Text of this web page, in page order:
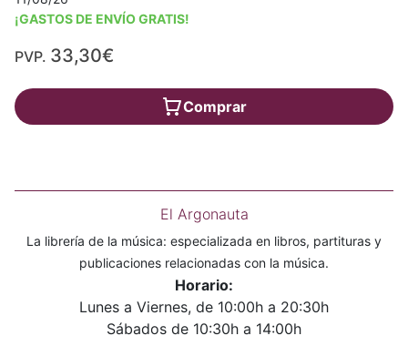
¡GASTOS DE ENVÍO GRATIS!
PVP. 33,30€
Comprar
El Argonauta
La librería de la música: especializada en libros, partituras y
publicaciones relacionadas con la música.
Horario:
Lunes a Viernes, de 10:00h a 20:30h
Sábados de 10:30h a 14:00h